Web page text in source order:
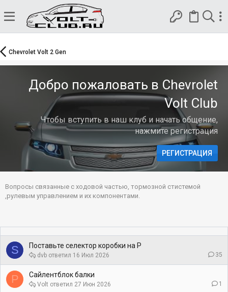
Chevrolet Volt 2 Gen
Добро пожаловать в Chevrolet
Volt Club
Чтобы вступить в наш клуб и начать общение,
нажмите регистрация
РЕГИСТРАЦИЯ
Вопросы связанные с ходовой частью, тормозной стистемой
,рулевым управлением и их компонентами.
S Поставьте селектор коробки на Р
35
16 Июл 2026
dvb
P Сайлентблок балки
1
27 Июн 2026
Volt